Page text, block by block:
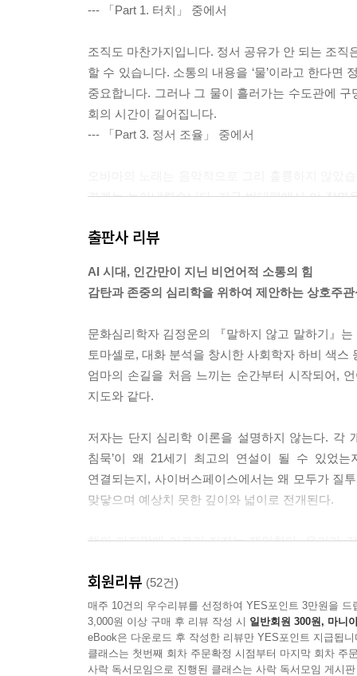
--- 「Part 1. 터치」 중에서
조직도 마찬가지입니다. 정서 공유가 안 되는 조직
할 수 있습니다. 소통의 내용을 ‘물’이라고 한다면
중요합니다. 그러나 그 물이 흘러가는 수도관에
회의 시간이 길어집니다.
--- 「Part 3. 정서 조율」 중에서
경계는 녹아내렸습니다. 지구 반대편에서 이 장
e)’가 아니라 ‘그레이스(은혜, grace)’였습니다.
피아제가 말한 대상 연속성이 ‘세상은 사라지지
차례가 되면 무조건 반응해야 한다는 책임도 익힙
리듬 속에서 상대의 신호를 예측하고, 규칙을 내면
--- 「Part 4. 순서 바꾸기」 중에서
단순한 생각의 기술이 아니라 주체적 사고를 전
동이며, 그 출발점에는 언제나 자기 관점이 존재
꾸기도 없습니다.
--- 「Part 6. 관점 바꾸기」 중에서
다. 우리의 생각은 한 개인의 발명품이 아니라, 사
따르면, 우리는 소통하기에 존재합니다. 소통하기
뒤집히는 ‘코페르니쿠스적 전환’입니다.
--- 「보론」 중에서
출판사 리뷰
AI 시대, 인간만이 지닌 비언어적 소통의 힘
감탄과 존중의 심리학을 위하여 제안하는 상호주
문화심리학자 김정운의 『말하지 않고 말하기』
토마셀로, 대화 분석을 창시한 사회학자 하비 색
엄마의 손길을 처음 느끼는 순간부터 시작되어,
지도와 같다.
저자는 단지 심리학 이론을 설명하지 않는다. 각
침묵’이 왜 21세기 최고의 연설이 될 수 있었
연결되는지, 사이버스페이스에서는 왜 모두가 질
맞닿으며 예상치 못한 깊이와 넓이로 전개된다.
책의 마지막에 이르러 저자는 제안한다. 우리가
아니다. 바로 ‘존중의 사회문화적 맥락에서, 감탄
쉽게 분노하며, 사소한 심리적 상처에도 깊이 흔들
오늘날 우리에게 필요한 소통은 더 많은 정보도
사회의 조건은 기술의 진보가 아니라, 감탄을 통
회원리뷰 (52건)
매주 10건의 우수리뷰를 선정하여 YES포인트 3만원을 드
3,000원 이상 구매 후 리뷰 작성 시 일반회원 300원, 마니
eBook은 다운로드 후 작성한 리뷰만 YES포인트 지급됩니
클래스는 첫번째 회차 주문확정 시점부터 마지막 회차 주
사락 독서모임으로 진행된 클래스는 사락 독서모임 게시